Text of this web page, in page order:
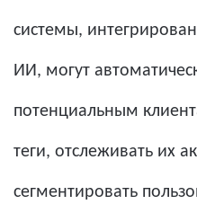
системы,
ИИ, могут
потенциальным
теги, отслеживать их
сегментировать